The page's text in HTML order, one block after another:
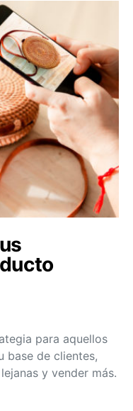
para aquellos
base de clientes,
y vender más.